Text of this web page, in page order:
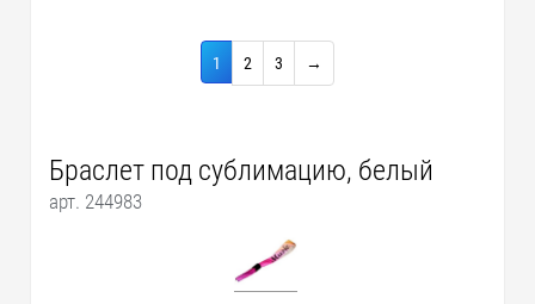
1 2 3 →
Браслет под сублимацию, белый
арт. 244983